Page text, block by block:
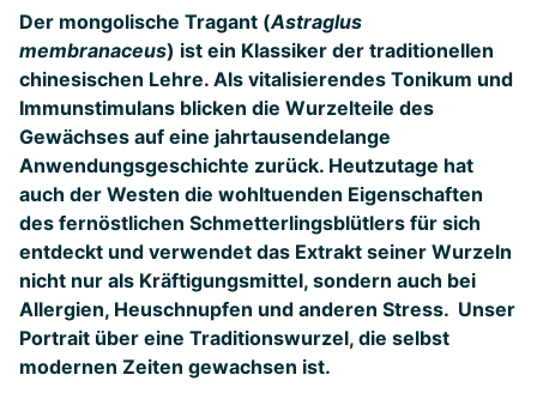
Der mongolische Tragant (Astraglus
membranaceus) ist ein Klassiker der traditionellen
chinesischen Lehre. Als vitalisierendes Tonikum und
Immunstimulans blicken die Wurzelteile des
Gewächses auf eine jahrtausendelange
Anwendungsgeschichte zurück. Heutzutage hat
auch der Westen die wohltuenden Eigenschaften
des fernöstlichen Schmetterlingsblütlers für sich
entdeckt und verwendet das Extrakt seiner Wurzeln
nicht nur als Kräftigungsmittel, sondern auch bei
Allergien, Heuschnupfen und anderen Stress. Unser
Portrait über eine Traditionswurzel, die selbst
modernen Zeiten gewachsen ist.